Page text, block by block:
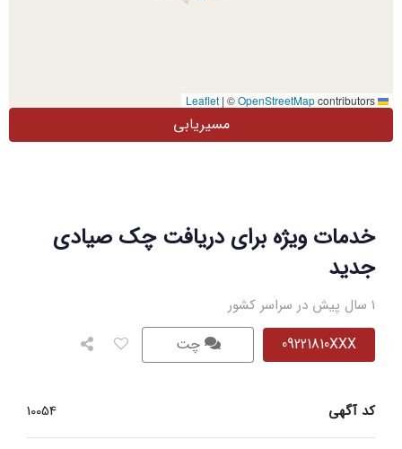
خدمات ویژه برای دریافت چک صیادی
جدید
1 سال پیش در سراسر کشور
09221810XXX چت
کد آگهی 10054
| ©OpenStreetMapcontributors
مسیریابی